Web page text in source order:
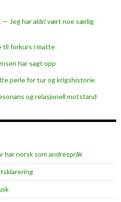
— Jeg har aldri vært noe særlig
til forkurs i matte
har sagt opp
perle for tur og krigshistorie
og relasjonell motstand
har norsk som andrespråk